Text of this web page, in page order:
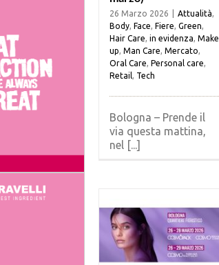
26 Marzo 2026 Attualità
Body, Face Fiere Green
Hair Care in evidenza Make
up Man Care Mercato
Oral Care Personal care
Retail
Tech
Bologna – Prende il
via questa mattina,
nel [...]
nastri di partenza